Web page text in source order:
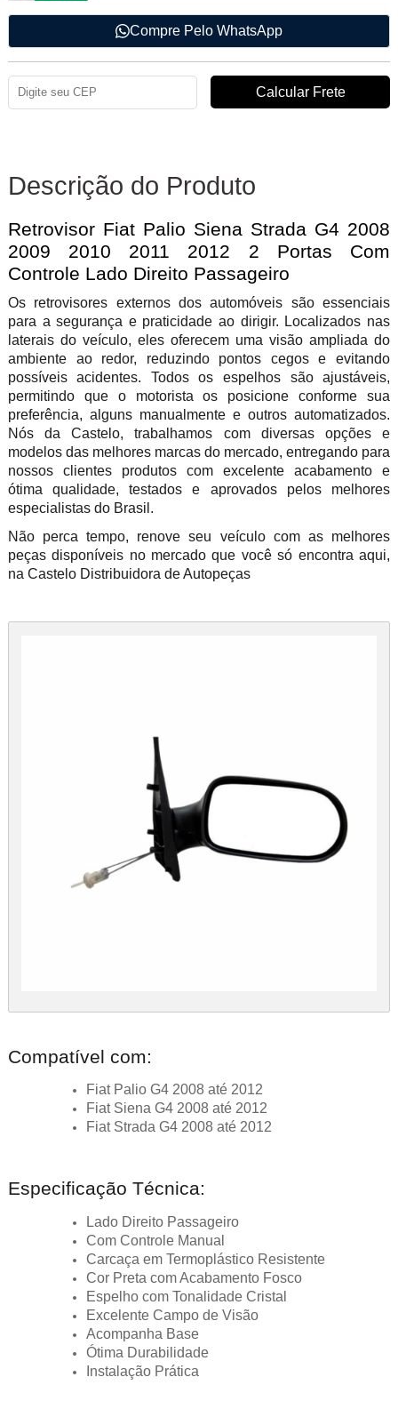
Compre Pelo WhatsApp
Descrição do Produto
Retrovisor Fiat Palio Siena Strada G4 2008
2009 2010 2011 2012 2 Portas Com
Controle Lado Direito Passageiro
Os retrovisores externos dos automóveis são essenciais
para a segurança e praticidade ao dirigir. Localizados nas
laterais do veículo, eles oferecem uma visão ampliada do
ambiente ao redor, reduzindo pontos cegos e evitando
possíveis acidentes. Todos os espelhos são ajustáveis,
permitindo que o motorista os posicione conforme sua
preferência, alguns manualmente e outros automatizados.
Nós da Castelo, trabalhamos com diversas opções e
modelos das melhores marcas do mercado, entregando para
nossos clientes produtos com excelente acabamento e
ótima qualidade, testados e aprovados pelos melhores
especialistas do Brasil.
Não perca tempo, renove seu veículo com as melhores
peças disponíveis no mercado que você só encontra aqui,
na Castelo Distribuidora de Autopeças
Compatível com:
Fiat Palio G4 2008 até 2012
Fiat Siena G4 2008 até 2012
Fiat Strada G4 2008 até 2012
Especificação Técnica:
Lado Direito Passageiro
Com Controle Manual
Carcaça em Termoplástico Resistente
Cor Preta com Acabamento Fosco
Espelho com Tonalidade Cristal
Excelente Campo de Visão
Acompanha Base
Ótima Durabilidade
Instalação Prática